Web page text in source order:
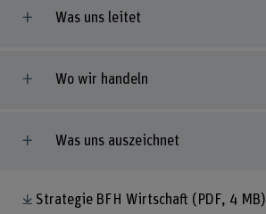
Was uns leitet
Wo wir handeln
Was uns auszeichnet
Strategie BFH Wirtschaft (PDF, 4 MB)